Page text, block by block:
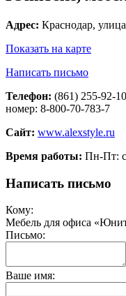
Адрес: Краснодар, улица
Показать на карте
Написать письмо
Телефон: (861) 255-92-
номер: 8-800-70-783-7
Сайт: www.alexstyle.ru
Время работы: Пн-Пт: с
Написать письмо
Кому:
Мебель для офиса
Письмо:
Ваше имя: